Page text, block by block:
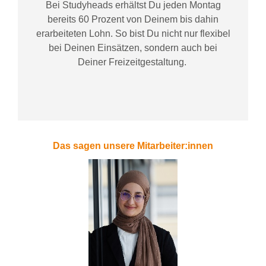
Bei Studyheadserhältst Du jeden Montag
bereits 60 Prozent von Deinem bis dahin
erarbeiteten Lohn. So bist Du nicht nur flexibel
bei Deinen Einsätzen, sondern auch bei
DeinerFreizeitgestaltung.
Das sagen unsere Mitarbeiter:innen